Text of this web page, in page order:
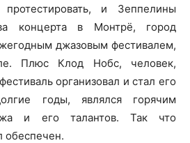
и Зеппелины
концерта в Монтрё, город
джазовым фестивалем,
Плюс Клод Нобс, человек,
организовал и стал его
годы, являлся горячим
и его талантов. Так что